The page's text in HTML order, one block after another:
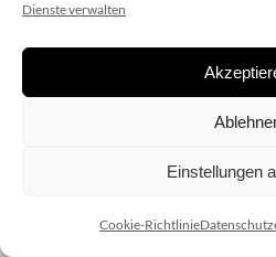
Dienste verwalten
Einstellungen
Cookie-Richtlinie
Copyright 2020
| Design: